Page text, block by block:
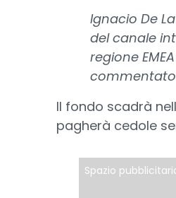
Ignacio De
del canale
regione
commentato
Il fondo scadrà
pagherà cedole
Spazio